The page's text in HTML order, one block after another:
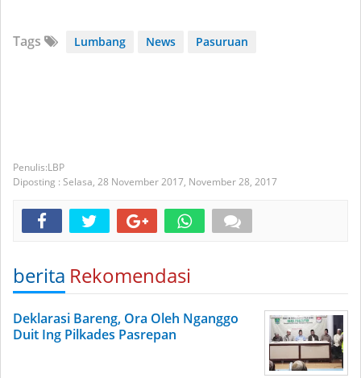
Tags Lumbang News Pasuruan
LBP
Diposting : Selasa, 28 November 2017, November 28, 2017
berita Rekomendasi
Deklarasi Bareng, Ora Oleh Nganggo
Duit Ing Pilkades Pasrepan